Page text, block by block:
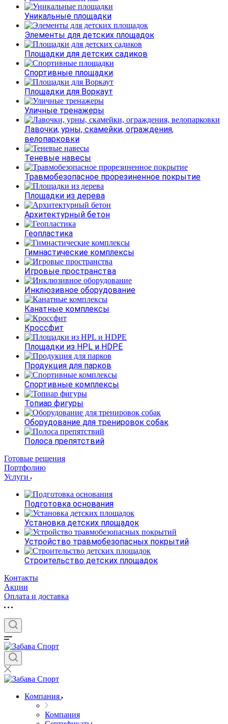
Уникальные площадки
Элементы для детских площадок
Площадки для детских садиков
Спортивные площадки
Площадки для Воркаут
Уличные тренажеры
Лавочки, урны, скамейки, ограждения,
велопарковки
Теневые навесы
Травмобезопасное прорезиненное покрытие
Площадки из дерева
Архитектурный бетон
Геопластика
Гимнастические комплексы
Игровые пространства
Инклюзивное оборудование
Канатные комплексы
Кроссфит
Площадки из HPL и HDPE
Продукция для парков
Спортивные комплексы
Топиар фигуры
Оборудование для тренировок собак
Полоса препятствий
Готовые решения
Портфолию
Услуги
Подготовка основания
Установка детских площадок
Устройство травмобезопасных покрытий
Строительство детских площадок
Контакты
Акции
Оплата и доставка
Компания
Компания